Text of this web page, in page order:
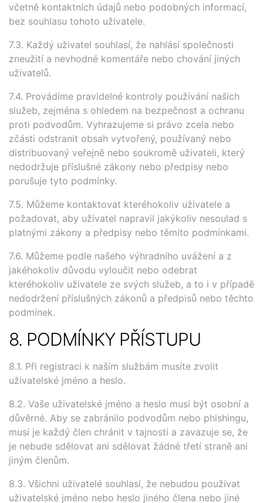
včetně kontaktních údajů nebo podobných informací,
bez souhlasu tohoto uživatele.
7.3. Každý uživatel souhlasí, že nahlásí společnosti
zneužití a nevhodné komentáře nebo chování jiných
uživatelů.
7.4. Provádíme pravidelné kontroly používání našich
služeb, zejména s ohledem na bezpečnost a ochranu
proti podvodům. Vyhrazujeme si právo zcela nebo
zčásti odstranit obsah vytvořený, používaný nebo
distribuovaný veřejně nebo soukromě uživateli, který
nedodržuje příslušné zákony nebo předpisy nebo
porušuje tyto podmínky.
7.5. Můžeme kontaktovat kteréhokoliv uživatele a
požadovat, aby uživatel napravil jakýkoliv nesoulad s
platnými zákony a předpisy nebo těmito podmínkami.
7.6. Můžeme podle našeho výhradního uvážení a z
jakéhokoliv důvodu vyloučit nebo odebrat
kteréhokoliv uživatele ze svých služeb, a to i v případě
nedodržení příslušných zákonů a předpisů nebo těchto
podmínek.
8. PODMÍNKY PŘÍSTUPU
8.1. Při registraci k našim službám musíte zvolit
uživatelské jméno a heslo.
8.2. Vaše uživatelské jméno a heslo musí být osobní a
důvěrné. Aby se zabránilo podvodům nebo phishingu,
musí je každý člen chránit v tajnosti a zavazuje se, že
je nebude sdělovat ani sdělovat žádné třetí straně ani
jiným členům.
8.3. Všichni uživatelé souhlasí, že nebudou používat
uživatelské jméno nebo heslo jiného člena nebo jiné